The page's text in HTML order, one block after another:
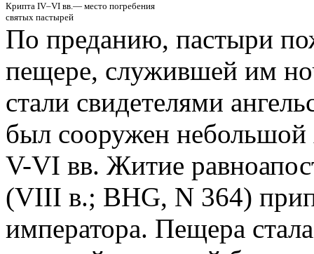
Крипта IV–VI вв.— место погребения
святых пастырей
По преданию, пастыри
пещере, служившей им
стали свидетелями
был сооружен небольшой
V-VI вв. Житие
(VIII в.; BHG, N 364)
императора. Пещера